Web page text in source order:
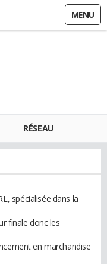
MENU
RÉSEAU
spécialisée dans la
finale donc les
en marchandise